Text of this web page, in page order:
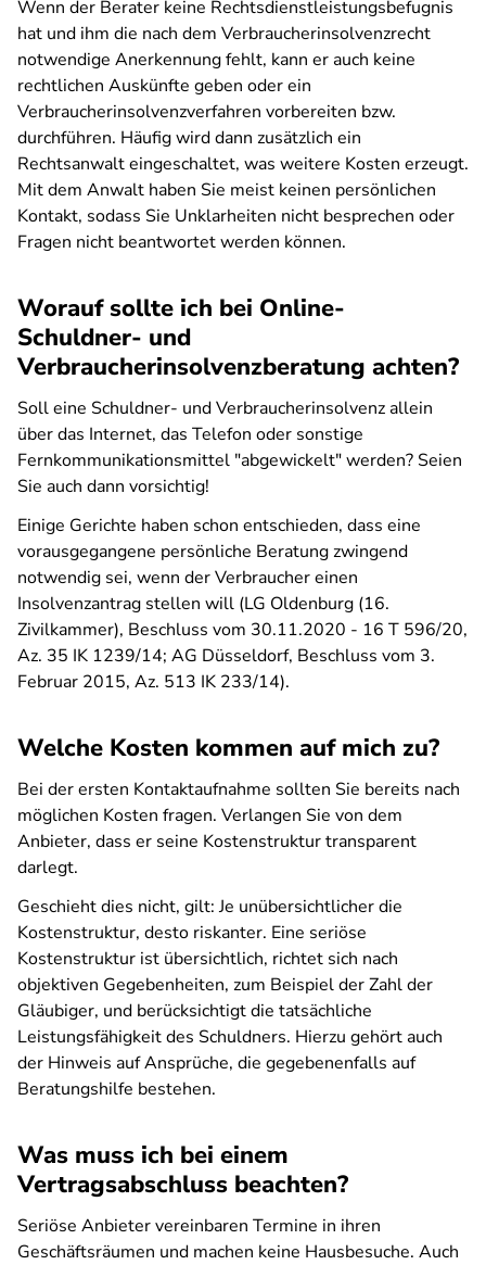
Wenn der Berater keine Rechtsdienstleistungsbefugnis
hat und ihm die nach dem Verbraucherinsolvenzrecht
notwendige Anerkennung fehlt, kann er auch keine
rechtlichen Auskünfte geben oder ein
Verbraucherinsolvenzverfahren vorbereiten bzw.
durchführen. Häufig wird dann zusätzlich ein
Rechtsanwalt eingeschaltet, was weitere Kosten erzeugt.
Mit dem Anwalt haben Sie meist keinen persönlichen
Kontakt, sodass Sie Unklarheiten nicht besprechen oder
Fragen nicht beantwortet werden können.
Worauf sollte ich bei Online-
Schuldner- und
Verbraucherinsolvenzberatung achten?
Soll eine Schuldner- und Verbraucherinsolvenz allein
über das Internet, das Telefon oder sonstige
Fernkommunikationsmittel "abgewickelt" werden? Seien
Sie auch dann vorsichtig!
Einige Gerichte haben schon entschieden, dass eine
vorausgegangene persönliche Beratung zwingend
notwendig sei, wenn der Verbraucher einen
Insolvenzantrag stellen will (LG Oldenburg (16.
Zivilkammer), Beschluss vom 30.11.2020 - 16 T 596/20,
Az. 35 IK 1239/14; AG Düsseldorf, Beschluss vom 3.
Februar 2015, Az. 513 IK 233/14).
Welche Kosten kommen auf mich zu?
Bei der ersten Kontaktaufnahme sollten Sie bereits nach
möglichen Kosten fragen. Verlangen Sie von dem
Anbieter, dass er seine Kostenstruktur transparent
darlegt.
Geschieht dies nicht, gilt: Je unübersichtlicher die
Kostenstruktur, desto riskanter. Eine seriöse
Kostenstruktur ist übersichtlich, richtet sich nach
objektiven Gegebenheiten, zum Beispiel der Zahl der
Gläubiger, und berücksichtigt die tatsächliche
Leistungsfähigkeit des Schuldners. Hierzu gehört auch
der Hinweis auf Ansprüche, die gegebenenfalls auf
Beratungshilfe bestehen.
Was muss ich bei einem
Vertragsabschluss beachten?
Seriöse Anbieter vereinbaren Termine in ihren
Geschäftsräumen und machen keine Hausbesuche. Auch